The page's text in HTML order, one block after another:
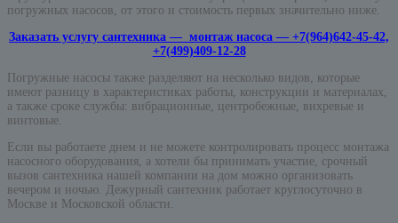
погружных насосов, от этого и стоимость первых значительно ниже.
Заказать услугу сантехника — монтаж насоса — +7(964)642-45-42,
+7(499)409-12-28
Погружные насосы также разделяют на несколько видов, которые
имеют разницу в характеристиках работы, конструкции и материалах,
а также сроке службы: вибрационные, центробежные, вихревые и
винтовые.
Если вы работаете днем и не можете контролировать процесс монтажа
насосного оборудования, а хотели бы принимать участие, срочный
вызов сантехника нашей компании на дом можно организовать
вечером и ночью. Дежурный сантехник работает круглосуточно в
Москве и Московской области.